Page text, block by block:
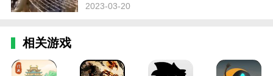
军服被行拘）
2023-03-20
相关游戏